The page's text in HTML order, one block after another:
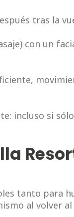
tras la
con un
incluso si
tanto para
al volver